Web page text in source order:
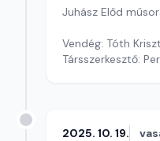
Juhász Előd
Vendég: Tóth
Társszerkesztő:
2025. 10. 19.